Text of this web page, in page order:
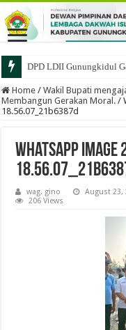
DPD LDII Gunungkidul
Home / Wakil Bupati
Membangun Gerakan Moral. /
18.56.07_21b6387d
WhatsApp Image
wag. gino August 23,
206 Views